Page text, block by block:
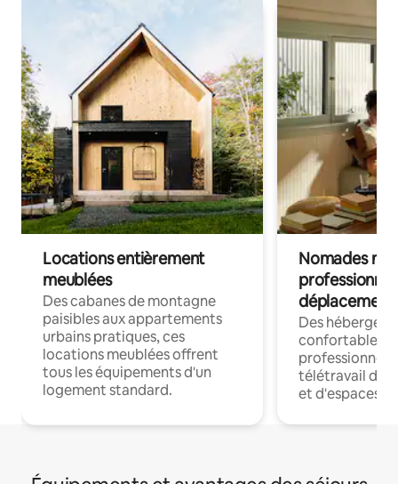
Locations entièrement
meublées
Des cabanes de montagne
paisibles aux appartements
urbains pratiques, ces
locations meublées offrent
tous les équipements d'un
logement standard.
Nomades
déplacement
Des
confortables
professionnels
télétravail
et d'espaces